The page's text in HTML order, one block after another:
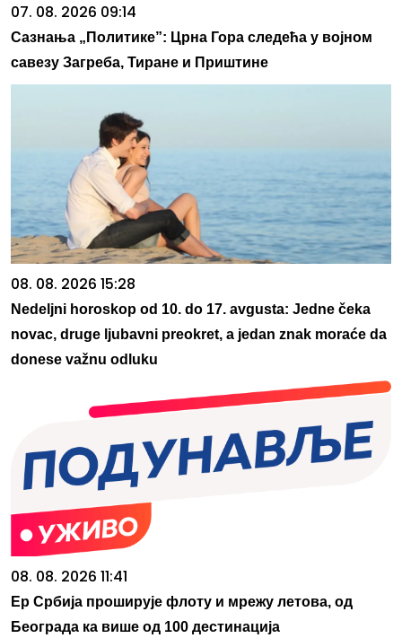
07. 08. 2026 09:14
Сазнања „Политике”: Црна Гора следећа у војном
савезу Загреба, Тиране и Приштине
08. 08. 2026 15:28
Nedeljni horoskop od 10. do 17. avgusta: Jedne čeka
novac, druge ljubavni preokret, a jedan znak moraće da
donese važnu odluku
08. 08. 2026 11:41
Ер Србија проширује флоту и мрежу летова, од
Београда ка више од 100 дестинација